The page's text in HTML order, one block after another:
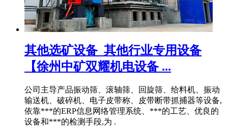
其他选矿设备_其他行业专用设备
【徐州中矿双耀机电设备 ...
公司主导产品振动筛、滚轴筛、回旋筛、给料机、振动
输送机、破碎机、电子皮带称、皮带断带抓捕器等设备,
依靠***的ERP信息网络管理系统、***的工艺、优良的
设备和***的检测手段,为 .